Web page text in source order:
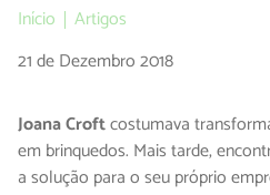
Início
Artigos
21 de Dezembro 2018
Joana Croftcostumava
em brinquedos. Mais tarde,
a solução para o seu próprio